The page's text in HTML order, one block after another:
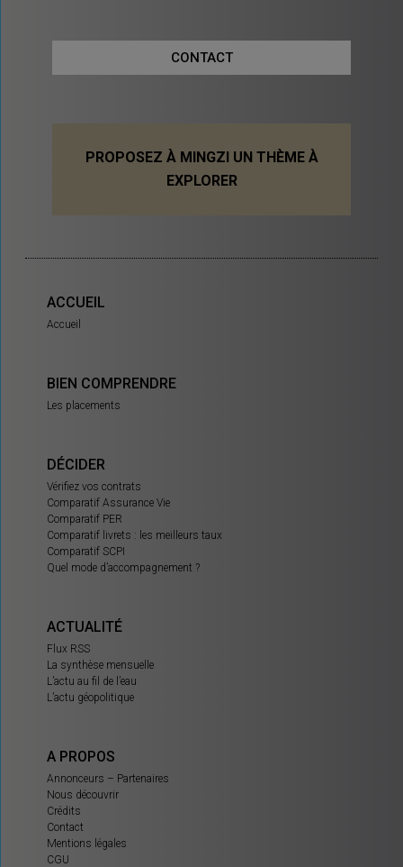
CONTACT
PROPOSEZ À MINGZI UN THÈME À
EXPLORER
ACCUEIL
Accueil
BIEN COMPRENDRE
Les placements
DÉCIDER
Vérifiez vos contrats
Comparatif Assurance Vie
Comparatif PER
Comparatif livrets : les meilleurs taux
Comparatif SCPI
Quel mode d’accompagnement ?
ACTUALITÉ
Flux RSS
La synthèse mensuelle
L’actu au fil de l’eau
L’actu géopolitique
A PROPOS
Annonceurs – Partenaires
Nous découvrir
Crédits
Contact
Mentions légales
CGU